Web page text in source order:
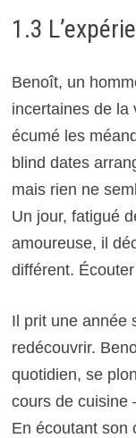
1.3
Benoît, un
incertaines de la
écumé les
blind dates
mais rien ne
Un jour, fatigué
amoureuse, il
différent.
Il prit une année
redécouvrir.
quotidien, se
cours de cuisine
En écoutant son